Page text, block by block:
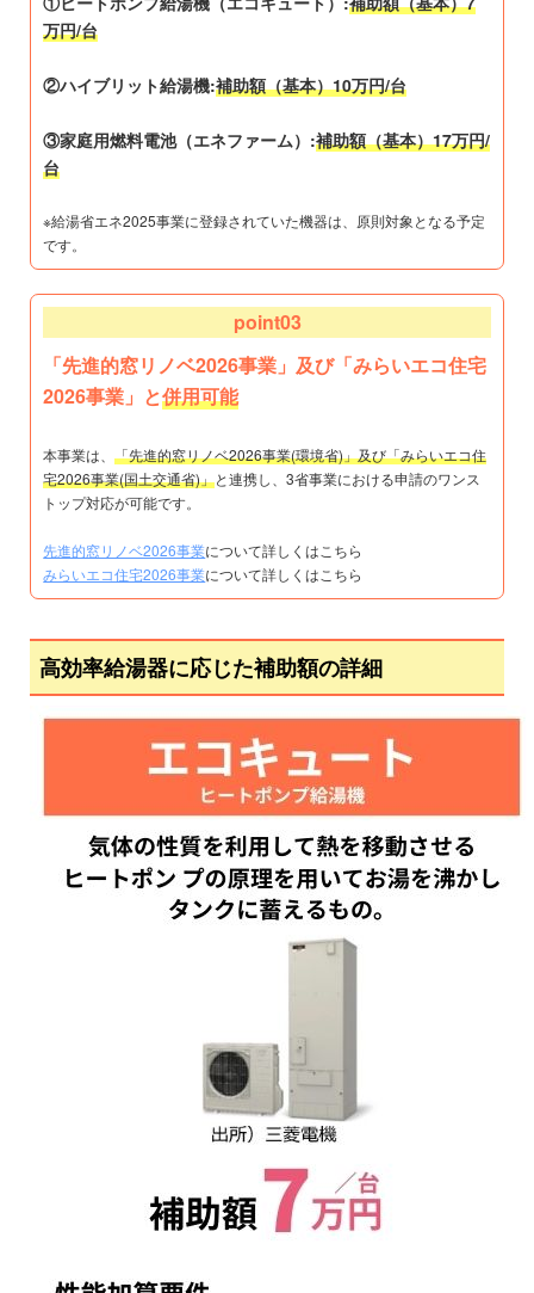
万円/台
②ハイブリット給湯機:補助額（基本）10万円/台
③家庭用燃料電池（エネファーム）:補助額（基本）17万円/
台
※給湯省エネ2025事業に登録されていた機器は、原則対象となる予定
です。
point03
「先進的窓リノベ2026事業」及び「みらいエコ住宅
2026事業」と併用可能
本事業は、「先進的窓リノベ2026事業(環境省)」及び「みらいエコ住
宅2026事業(国土交通省)」と連携し、3省事業における申請のワンス
トップ対応が可能です。
先進的窓リノベ2026事業について詳しくはこちら
みらいエコ住宅2026事業について詳しくはこちら
高効率給湯器に応じた補助額の詳細